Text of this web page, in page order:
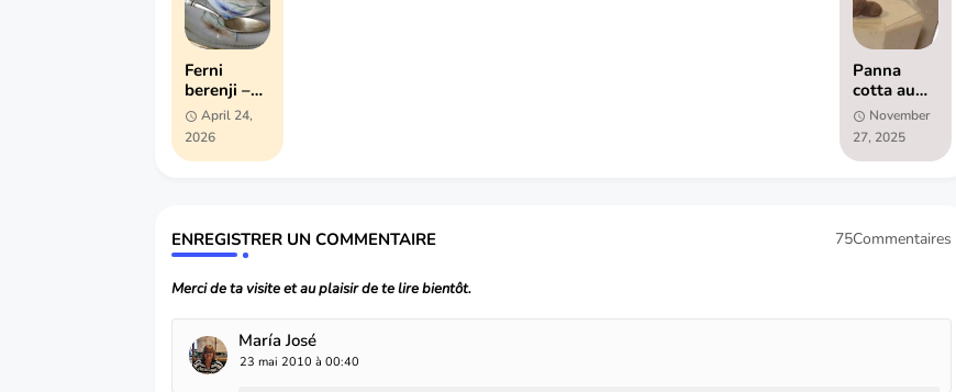
Ferni
berenji –
crème de
riz au
April 24,
2026
Panna
cotta au
caféNovember
27, 2025
ENREGISTRER UN COMMENTAIRE 75Commentaires
Merci de ta visite et au plaisir de te lire bientôt.
María José
23 mai 2010 à 00:40